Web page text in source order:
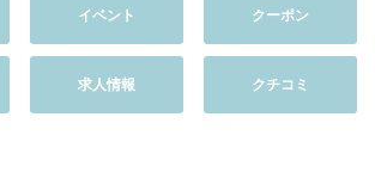
イベント クーポン
求人情報 クチコミ